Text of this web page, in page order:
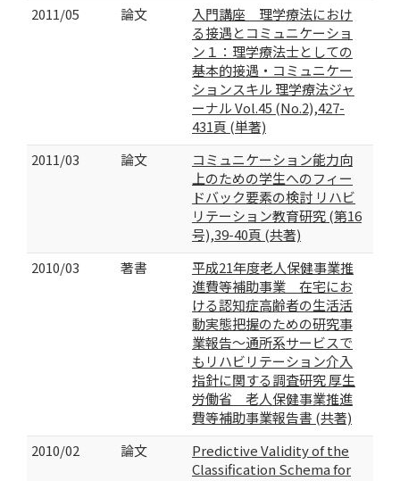
2011/05
論文
入門講座 理学療法におけ
る接遇とコミュニケーショ
ン１：理学療法士としての
基本的接遇・コミュニケー
ションスキル 理学療法ジャ
ーナル Vol.45 (No.2),427-
431頁 (単著)
2011/03
論文
コミュニケーション能力向
上のための学生へのフィー
ドバック要素の検討 リハビ
リテーション教育研究 (第16
号),39-40頁 (共著)
2010/03
著書
平成21年度老人保健事業推
進費等補助事業 在宅にお
ける認知症高齢者の生活活
動実態把握のための研究事
業報告～通所系サービスで
もリハビリテーション介入
指針に関する調査研究 厚生
労働省 老人保健事業推進
費等補助事業報告書 (共著)
2010/02
論文
Predictive Validity of the
Classification Schema for